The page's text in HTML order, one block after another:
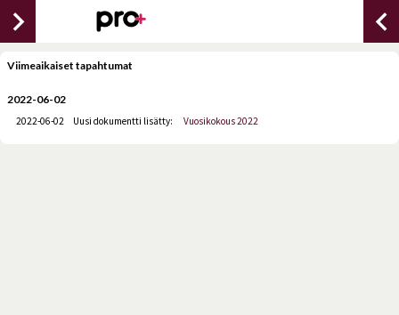
chevron_right chevron_left
Viimeaikaiset tapahtumat
2022-06-02
2022-06-02 Uusi dokumentti lisätty: Vuosikokous 2022